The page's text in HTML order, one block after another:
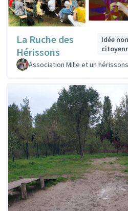
La Ruche des
Hérissons
Idée
Association Mille et un hérissons